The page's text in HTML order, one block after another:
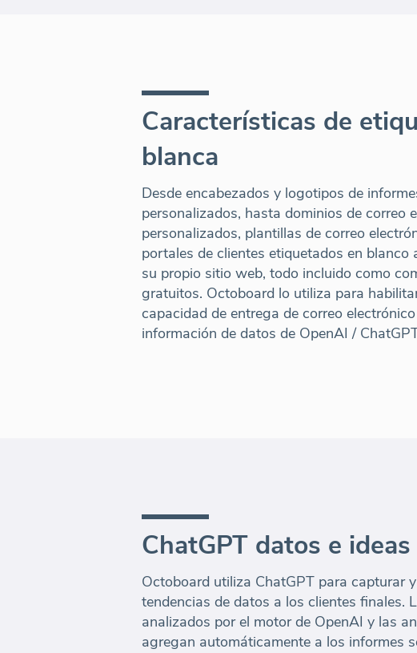
Características de
blanca
Desde encabezados y logotipos de
personalizados, hasta dominios de correo
personalizados, plantillas de correo
portales de clientes etiquetados en blanco
su propio sitio web, todo incluido como
gratuitos. Octoboard lo utiliza para
capacidad de entrega de correo
información de datos de OpenAI /
ChatGPT datos e ideas
Octoboard utiliza ChatGPT para capturar
tendencias de datos a los clientes finales.
analizados por el motor de OpenAI y las
agregan automáticamente a los informes